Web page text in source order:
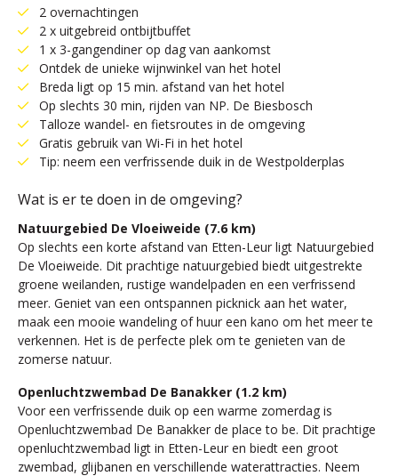
2 overnachtingen
2 x uitgebreid ontbijtbuffet
1 x 3-gangendiner op dag van aankomst
Ontdek de unieke wijnwinkel van het hotel
Breda ligt op 15 min. afstand van het hotel
Op slechts 30 min, rijden van NP. De Biesbosch
Talloze wandel- en fietsroutes in de omgeving
Gratis gebruik van Wi-Fi in het hotel
Tip: neem een verfrissende duik in de Westpolderplas
Wat is er te doen in de omgeving?
Natuurgebied De Vloeiweide (7.6 km)
Op slechts een korte afstand van Etten-Leur ligt Natuurgebied
De Vloeiweide. Dit prachtige natuurgebied biedt uitgestrekte
groene weilanden, rustige wandelpaden en een verfrissend
meer. Geniet van een ontspannen picknick aan het water,
maak een mooie wandeling of huur een kano om het meer te
verkennen. Het is de perfecte plek om te genieten van de
zomerse natuur.
Openluchtzwembad De Banakker (1.2 km)
Voor een verfrissende duik op een warme zomerdag is
Openluchtzwembad De Banakker de place to be. Dit prachtige
openluchtzwembad ligt in Etten-Leur en biedt een groot
zwembad, glijbanen en verschillende waterattracties. Neem